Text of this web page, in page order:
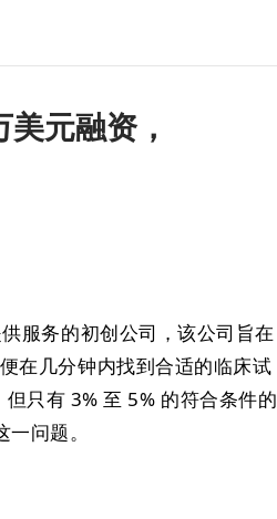
元融资，
服务的初创公司，该公司旨在
在几分钟内找到合适的临床试
只有 3% 至 5% 的符合条件的
问题。